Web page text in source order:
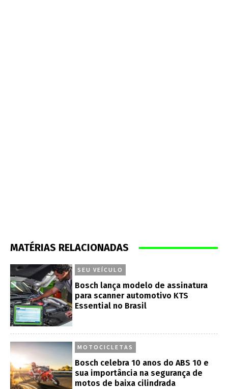
MATÉRIAS RELACIONADAS
SEU VEÍCULO
Bosch lança modelo de assinatura
para scanner automotivo KTS
Essential no Brasil
MOTOCICLETAS
Bosch celebra 10 anos do ABS 10 e
sua importância na segurança de
motos de baixa cilindrada